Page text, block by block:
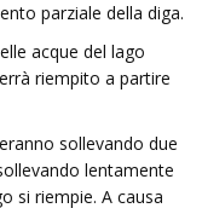
parziale della diga.
acque del lago
riempito a partire
sollevando due
lentamente
si riempie. A causa